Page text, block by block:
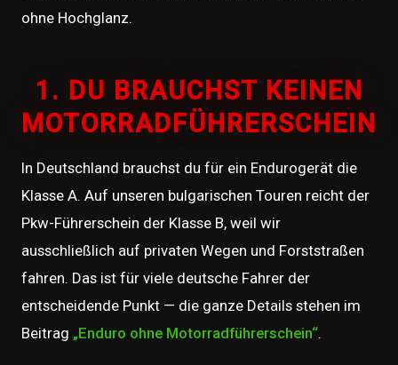
ohne Hochglanz.
1. DU BRAUCHST KEINEN
MOTORRADFÜHRERSCHEIN
In Deutschland brauchst du für ein Endurogerät die
Klasse A. Auf unseren bulgarischen Touren reicht der
Pkw-Führerschein der Klasse B, weil wir
ausschließlich auf privaten Wegen und Forststraßen
fahren. Das ist für viele deutsche Fahrer der
entscheidende Punkt — die ganze Details stehen im
Beitrag „Enduro ohne Motorradführerschein“.